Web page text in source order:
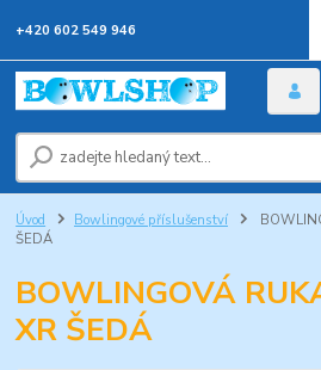
+420 602 549 946
Úvod Bowlingové příslušenství
ŠEDÁ
BOWLINGOVÁ
XR ŠEDÁ